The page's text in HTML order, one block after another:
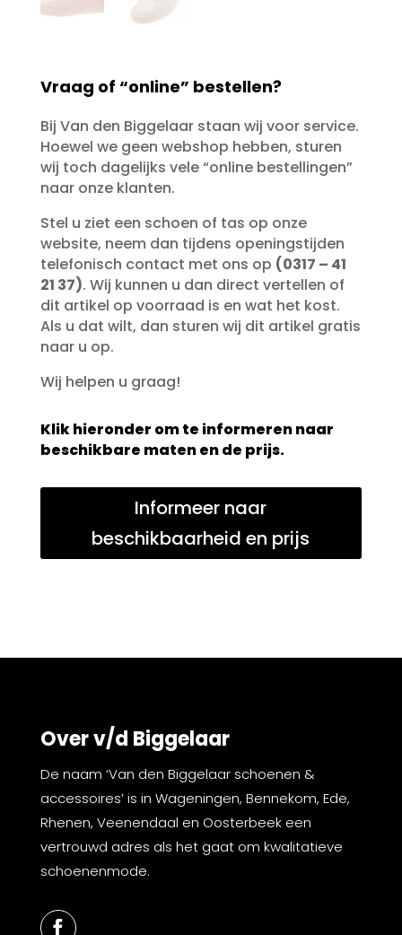
Vraag of “online” bestellen?
Bij Van den Biggelaar staan wij voor service.
Hoewel we geen webshop hebben, sturen
wij toch dagelijks vele “online bestellingen”
naar onze klanten.
Stel u ziet een schoen of tas op onze
website, neem dan tijdens openingstijden
telefonisch contact met ons op (0317 – 41
21 37). Wij kunnen u dan direct vertellen of
dit artikel op voorraad is en wat het kost.
Als u dat wilt, dan sturen wij dit artikel gratis
naar u op.
Wij helpen u graag!
Klik hieronder om te informeren naar
beschikbare maten en de prijs.
Informeer naar
beschikbaarheid en prijs
Over v/d Biggelaar
De naam ‘Van den Biggelaar schoenen &
accessoires’ is in Wageningen, Bennekom, Ede,
Rhenen, Veenendaal en Oosterbeek een
vertrouwd adres als het gaat om kwalitatieve
schoenenmode.